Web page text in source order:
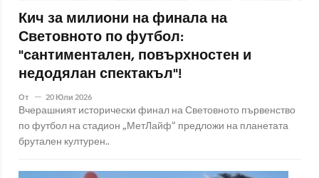
Кич за милиони на финала на
Световното по футбол:
"сантиментален, повърхностен и
недодялан спектакъл"!
От 20 Юли 2026
Вчерашният исторически финал на Световното първенство
по футбол на стадион „МетЛайф“ предложи на планетата
брутален културен..